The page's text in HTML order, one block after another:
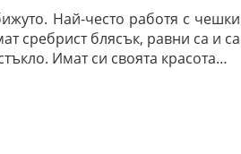
Най-често работя с чешки
сребрист блясък, равни са и са
Имат си своята красота…